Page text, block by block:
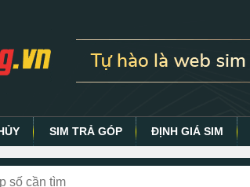
SIM TRẢ GÓP ĐỊNH GIÁ SIM